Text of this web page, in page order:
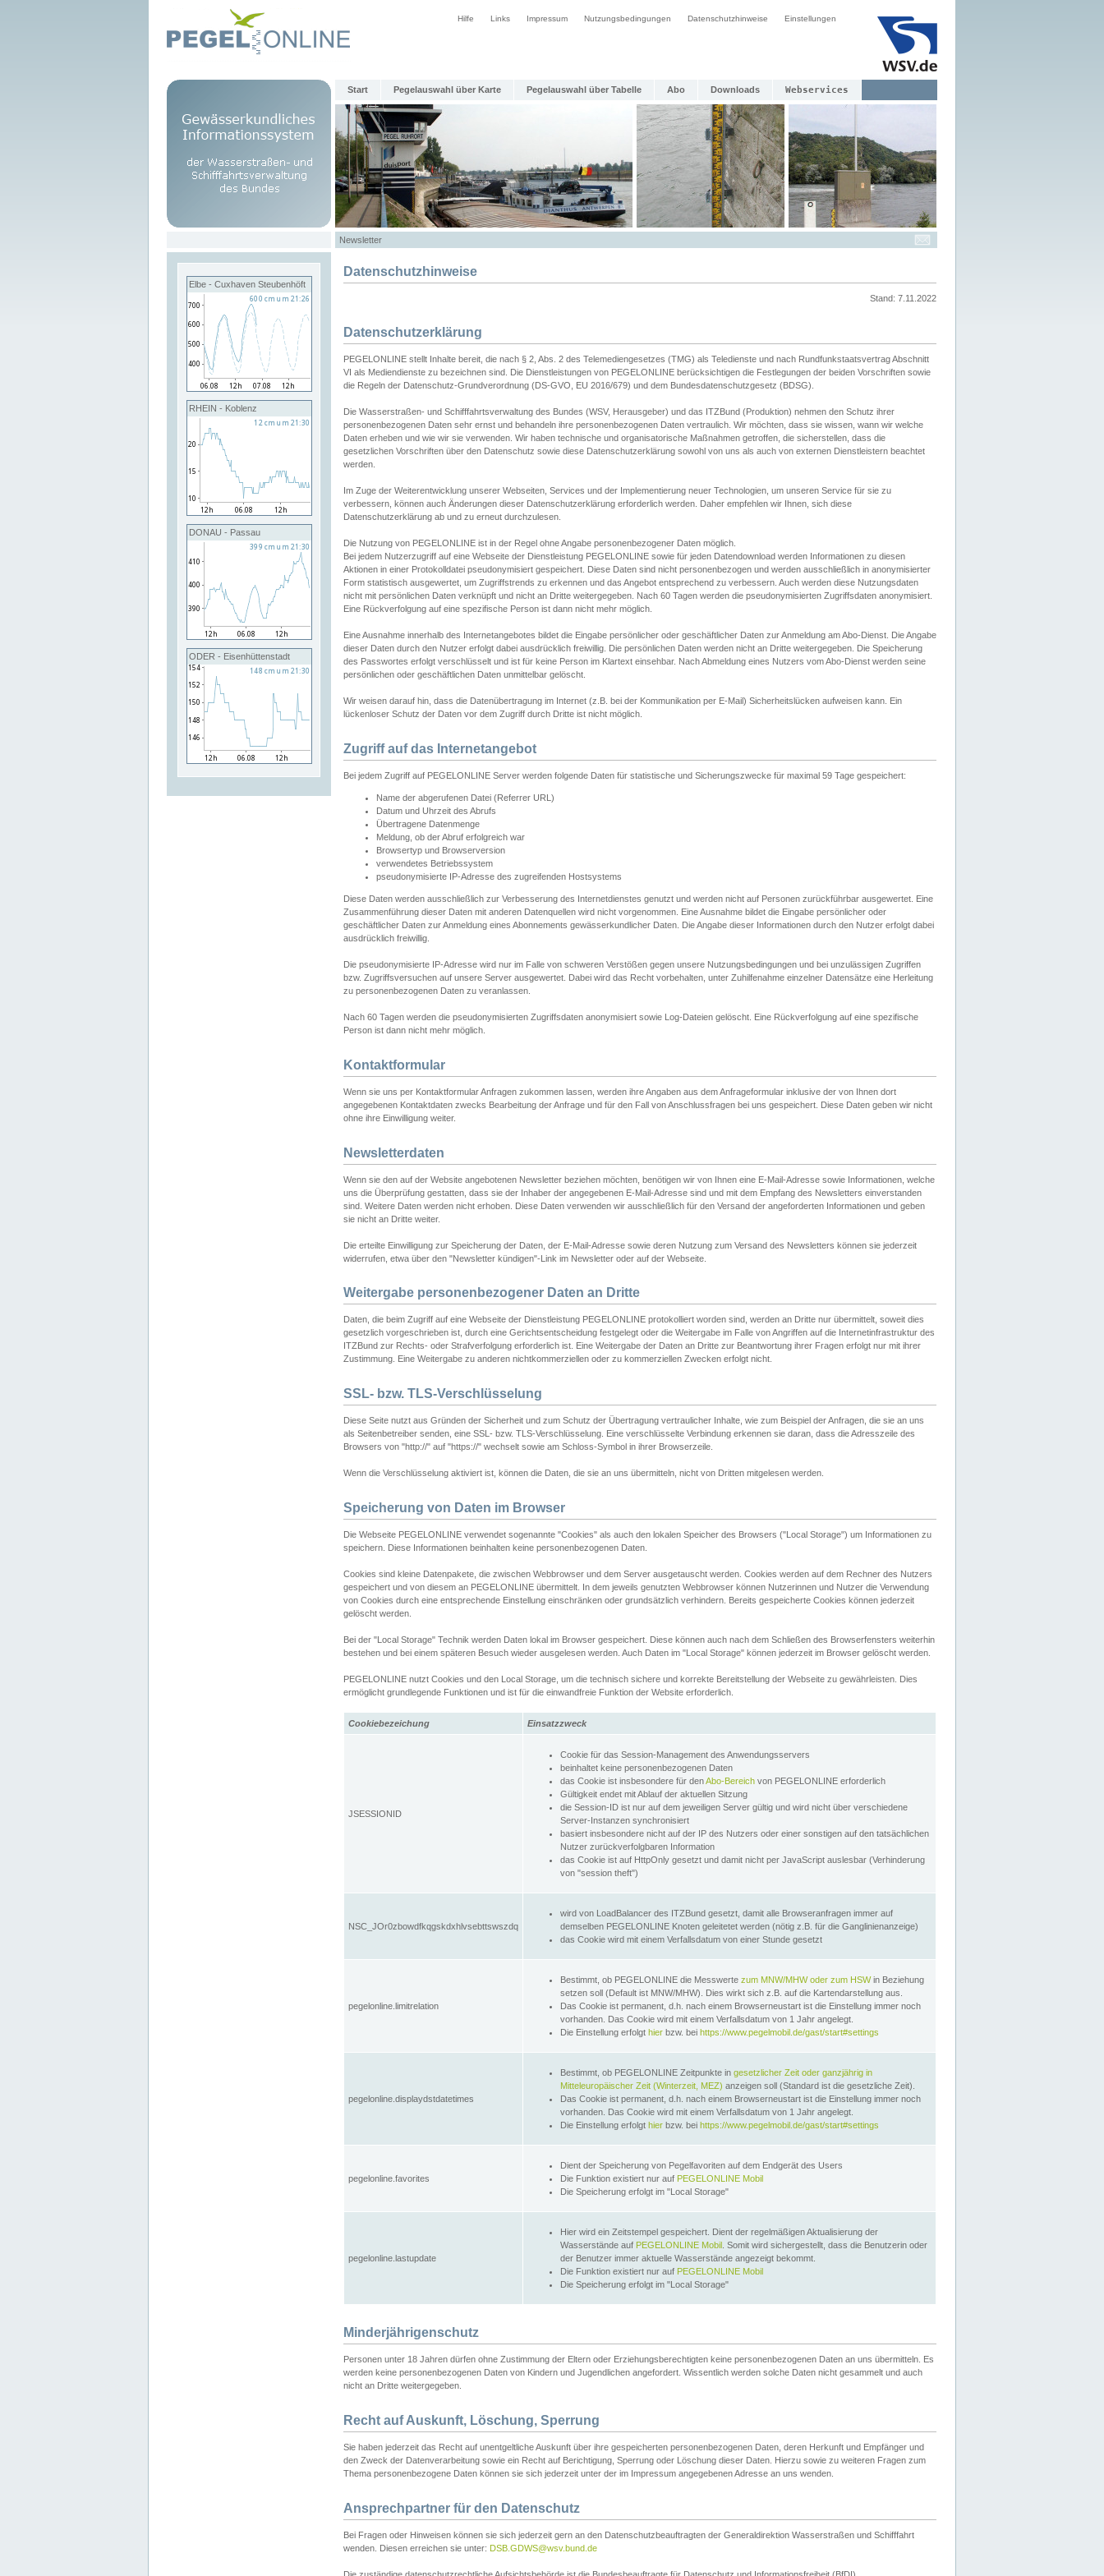
Hilfe Links Impressum Nutzungsbedingungen Datenschutzhinweise Einstellungen
Start Pegelauswahl über Karte Pegelauswahl über Tabelle Abo Downloads Webservices
Newsletter
Elbe - Cuxhaven Steubenhöft
RHEIN - Koblenz
DONAU - Passau
ODER - Eisenhüttenstadt
Datenschutzhinweise
Stand: 7.11.2022
Datenschutzerklärung
PEGELONLINE stellt Inhalte bereit, die nach § 2, Abs. 2 des Telemediengesetzes (TMG) als Teledienste und nach Rundfunkstaatsvertrag Abschnitt
VI als Mediendienste zu bezeichnen sind. Die Dienstleistungen von PEGELONLINE berücksichtigen die Festlegungen der beiden Vorschriften sowie
die Regeln der Datenschutz-Grundverordnung (DS-GVO, EU 2016/679) und dem Bundesdatenschutzgesetz (BDSG).
Die Wasserstraßen- und Schifffahrtsverwaltung des Bundes (WSV, Herausgeber) und das ITZBund (Produktion) nehmen den Schutz ihrer
personenbezogenen Daten sehr ernst und behandeln ihre personenbezogenen Daten vertraulich. Wir möchten, dass sie wissen, wann wir welche
Daten erheben und wie wir sie verwenden. Wir haben technische und organisatorische Maßnahmen getroffen, die sicherstellen, dass die
gesetzlichen Vorschriften über den Datenschutz sowie diese Datenschutzerklärung sowohl von uns als auch von externen Dienstleistern beachtet
werden.
Im Zuge der Weiterentwicklung unserer Webseiten, Services und der Implementierung neuer Technologien, um unseren Service für sie zu
verbessern, können auch Änderungen dieser Datenschutzerklärung erforderlich werden. Daher empfehlen wir Ihnen, sich diese
Datenschutzerklärung ab und zu erneut durchzulesen.
Die Nutzung von PEGELONLINE ist in der Regel ohne Angabe personenbezogener Daten möglich.
Bei jedem Nutzerzugriff auf eine Webseite der Dienstleistung PEGELONLINE sowie für jeden Datendownload werden Informationen zu diesen
Aktionen in einer Protokolldatei pseudonymisiert gespeichert. Diese Daten sind nicht personenbezogen und werden ausschließlich in anonymisierter
Form statistisch ausgewertet, um Zugriffstrends zu erkennen und das Angebot entsprechend zu verbessern. Auch werden diese Nutzungsdaten
nicht mit persönlichen Daten verknüpft und nicht an Dritte weitergegeben. Nach 60 Tagen werden die pseudonymisierten Zugriffsdaten anonymisiert.
Eine Rückverfolgung auf eine spezifische Person ist dann nicht mehr möglich.
Eine Ausnahme innerhalb des Internetangebotes bildet die Eingabe persönlicher oder geschäftlicher Daten zur Anmeldung am Abo-Dienst. Die Angabe
dieser Daten durch den Nutzer erfolgt dabei ausdrücklich freiwillig. Die persönlichen Daten werden nicht an Dritte weitergegeben. Die Speicherung
des Passwortes erfolgt verschlüsselt und ist für keine Person im Klartext einsehbar. Nach Abmeldung eines Nutzers vom Abo-Dienst werden seine
persönlichen oder geschäftlichen Daten unmittelbar gelöscht.
Wir weisen darauf hin, dass die Datenübertragung im Internet (z.B. bei der Kommunikation per E-Mail) Sicherheitslücken aufweisen kann. Ein
lückenloser Schutz der Daten vor dem Zugriff durch Dritte ist nicht möglich.
Zugriff auf das Internetangebot
Bei jedem Zugriff auf PEGELONLINE Server werden folgende Daten für statistische und Sicherungszwecke für maximal 59 Tage gespeichert:
Name der abgerufenen Datei (Referrer URL)
Datum und Uhrzeit des Abrufs
Übertragene Datenmenge
Meldung, ob der Abruf erfolgreich war
Browsertyp und Browserversion
verwendetes Betriebssystem
pseudonymisierte IP-Adresse des zugreifenden Hostsystems
Diese Daten werden ausschließlich zur Verbesserung des Internetdienstes genutzt und werden nicht auf Personen zurückführbar ausgewertet. Eine
Zusammenführung dieser Daten mit anderen Datenquellen wird nicht vorgenommen. Eine Ausnahme bildet die Eingabe persönlicher oder
geschäftlicher Daten zur Anmeldung eines Abonnements gewässerkundlicher Daten. Die Angabe dieser Informationen durch den Nutzer erfolgt dabei
ausdrücklich freiwillig.
Die pseudonymisierte IP-Adresse wird nur im Falle von schweren Verstößen gegen unsere Nutzungsbedingungen und bei unzulässigen Zugriffen
bzw. Zugriffsversuchen auf unsere Server ausgewertet. Dabei wird das Recht vorbehalten, unter Zuhilfenahme einzelner Datensätze eine Herleitung
zu personenbezogenen Daten zu veranlassen.
Nach 60 Tagen werden die pseudonymisierten Zugriffsdaten anonymisiert sowie Log-Dateien gelöscht. Eine Rückverfolgung auf eine spezifische
Person ist dann nicht mehr möglich.
Kontaktformular
Wenn sie uns per Kontaktformular Anfragen zukommen lassen, werden ihre Angaben aus dem Anfrageformular inklusive der von Ihnen dort
angegebenen Kontaktdaten zwecks Bearbeitung der Anfrage und für den Fall von Anschlussfragen bei uns gespeichert. Diese Daten geben wir nicht
ohne ihre Einwilligung weiter.
Newsletterdaten
Wenn sie den auf der Website angebotenen Newsletter beziehen möchten, benötigen wir von Ihnen eine E-Mail-Adresse sowie Informationen, welche
uns die Überprüfung gestatten, dass sie der Inhaber der angegebenen E-Mail-Adresse sind und mit dem Empfang des Newsletters einverstanden
sind. Weitere Daten werden nicht erhoben. Diese Daten verwenden wir ausschließlich für den Versand der angeforderten Informationen und geben
sie nicht an Dritte weiter.
Die erteilte Einwilligung zur Speicherung der Daten, der E-Mail-Adresse sowie deren Nutzung zum Versand des Newsletters können sie jederzeit
widerrufen, etwa über den "Newsletter kündigen"-Link im Newsletter oder auf der Webseite.
Weitergabe personenbezogener Daten an Dritte
Daten, die beim Zugriff auf eine Webseite der Dienstleistung PEGELONLINE protokolliert worden sind, werden an Dritte nur übermittelt, soweit dies
gesetzlich vorgeschrieben ist, durch eine Gerichtsentscheidung festgelegt oder die Weitergabe im Falle von Angriffen auf die Internetinfrastruktur des
ITZBund zur Rechts- oder Strafverfolgung erforderlich ist. Eine Weitergabe der Daten an Dritte zur Beantwortung ihrer Fragen erfolgt nur mit ihrer
Zustimmung. Eine Weitergabe zu anderen nichtkommerziellen oder zu kommerziellen Zwecken erfolgt nicht.
SSL- bzw. TLS-Verschlüsselung
Diese Seite nutzt aus Gründen der Sicherheit und zum Schutz der Übertragung vertraulicher Inhalte, wie zum Beispiel der Anfragen, die sie an uns
als Seitenbetreiber senden, eine SSL- bzw. TLS-Verschlüsselung. Eine verschlüsselte Verbindung erkennen sie daran, dass die Adresszeile des
Browsers von "http://" auf "https://" wechselt sowie am Schloss-Symbol in ihrer Browserzeile.
Wenn die Verschlüsselung aktiviert ist, können die Daten, die sie an uns übermitteln, nicht von Dritten mitgelesen werden.
Speicherung von Daten im Browser
Die Webseite PEGELONLINE verwendet sogenannte "Cookies" als auch den lokalen Speicher des Browsers ("Local Storage") um Informationen zu
speichern. Diese Informationen beinhalten keine personenbezogenen Daten.
Cookies sind kleine Datenpakete, die zwischen Webbrowser und dem Server ausgetauscht werden. Cookies werden auf dem Rechner des Nutzers
gespeichert und von diesem an PEGELONLINE übermittelt. In dem jeweils genutzten Webbrowser können Nutzerinnen und Nutzer die Verwendung
von Cookies durch eine entsprechende Einstellung einschränken oder grundsätzlich verhindern. Bereits gespeicherte Cookies können jederzeit
gelöscht werden.
Bei der "Local Storage" Technik werden Daten lokal im Browser gespeichert. Diese können auch nach dem Schließen des Browserfensters weiterhin
bestehen und bei einem späteren Besuch wieder ausgelesen werden. Auch Daten im "Local Storage" können jederzeit im Browser gelöscht werden.
PEGELONLINE nutzt Cookies und den Local Storage, um die technisch sichere und korrekte Bereitstellung der Webseite zu gewährleisten. Dies
ermöglicht grundlegende Funktionen und ist für die einwandfreie Funktion der Website erforderlich.
Cookiebezeichung Einsatzzweck
JSESSIONID
Cookie für das Session-Management des Anwendungsservers
beinhaltet keine personenbezogenen Daten
das Cookie ist insbesondere für denAbo-Bereich von PEGELONLINE erforderlich
Gültigkeit endet mit Ablauf der aktuellen Sitzung
die Session-ID ist nur auf dem jeweiligen Server gültig und wird nicht über verschiedene
Server-Instanzen synchronisiert
basiert insbesondere nicht auf der IP des Nutzers oder einer sonstigen auf den tatsächlichen
Nutzer zurückverfolgbaren Information
das Cookie ist auf HttpOnly gesetzt und damit nicht per JavaScript auslesbar (Verhinderung
von "session theft")
NSC_JOr0zbowdfkqgskdxhlvsebttswszdq
wird von LoadBalancer des ITZBund gesetzt, damit alle Browseranfragen immer auf
demselben PEGELONLINE Knoten geleitetet werden (nötig z.B. für die Ganglinienanzeige)
das Cookie wird mit einem Verfallsdatum von einer Stunde gesetzt
pegelonline.limitrelation
Bestimmt, ob PEGELONLINE die Messwerte zum MNW/MHW oder zum HSWin Beziehung
setzen soll (Default ist MNW/MHW). Dies wirkt sich z.B. auf die Kartendarstellung aus.
Das Cookie ist permanent, d.h. nach einem Browserneustart ist die Einstellung immer noch
vorhanden. Das Cookie wird mit einem Verfallsdatum von 1 Jahr angelegt.
Die Einstellung erfolgt hier bzw. bei https://www.pegelmobil.de/gast/start#settings
pegelonline.displaydstdatetimes
Bestimmt, ob PEGELONLINE Zeitpunkte in gesetzlicher Zeit oder ganzjährig in
Mitteleuropäischer Zeit (Winterzeit, MEZ) anzeigen soll (Standard ist die gesetzliche Zeit).
Das Cookie ist permanent, d.h. nach einem Browserneustart ist die Einstellung immer noch
vorhanden. Das Cookie wird mit einem Verfallsdatum von 1 Jahr angelegt.
Die Einstellung erfolgt hier bzw. bei https://www.pegelmobil.de/gast/start#settings
pegelonline.favorites
Dient der Speicherung von Pegelfavoriten auf dem Endgerät des Users
Die Funktion existiert nur auf PEGELONLINE Mobil
Die Speicherung erfolgt im "Local Storage"
pegelonline.lastupdate
Hier wird ein Zeitstempel gespeichert. Dient der regelmäßigen Aktualisierung der
Wasserstände auf PEGELONLINE Mobil . Somit wird sichergestellt, dass die Benutzerin oder
der Benutzer immer aktuelle Wasserstände angezeigt bekommt.
Die Funktion existiert nur auf PEGELONLINE Mobil
Die Speicherung erfolgt im "Local Storage"
Minderjährigenschutz
Personen unter 18 Jahren dürfen ohne Zustimmung der Eltern oder Erziehungsberechtigten keine personenbezogenen Daten an uns übermitteln. Es
werden keine personenbezogenen Daten von Kindern und Jugendlichen angefordert. Wissentlich werden solche Daten nicht gesammelt und auch
nicht an Dritte weitergegeben.
Recht auf Auskunft, Löschung, Sperrung
Sie haben jederzeit das Recht auf unentgeltliche Auskunft über ihre gespeicherten personenbezogenen Daten, deren Herkunft und Empfänger und
den Zweck der Datenverarbeitung sowie ein Recht auf Berichtigung, Sperrung oder Löschung dieser Daten. Hierzu sowie zu weiteren Fragen zum
Thema personenbezogene Daten können sie sich jederzeit unter der im Impressum angegebenen Adresse an uns wenden.
Ansprechpartner für den Datenschutz
Bei Fragen oder Hinweisen können sie sich jederzeit gern an den Datenschutzbeauftragten der Generaldirektion Wasserstraßen und Schifffahrt
wenden. Diesen erreichen sie unter: DSB.GDWS@wsv.bund.de